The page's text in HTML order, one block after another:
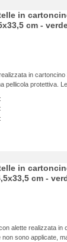
in
cm -
in
pellicola protettiva.
in
cm -
alette realizzata in
sono applicate,